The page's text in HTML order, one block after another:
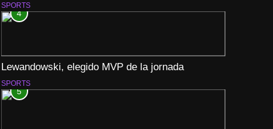
SPORTS
4
Lewandowski, elegido MVP de la jornada
SPORTS
5